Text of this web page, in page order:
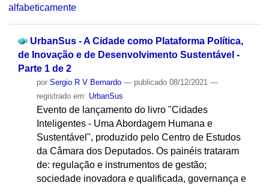
alfabeticamente
UrbanSus - A Cidade como Plataforma Política,
de Inovação e de Desenvolvimento Sustentável -
Parte 1 de 2
por Sergio R V Bernardo — publicado08/12/2021 —
registrado em: UrbanSus
Evento de lançamento do livro "Cidades
Inteligentes - Uma Abordagem Humana e
Sustentável", produzido pelo Centro de Estudos
da Câmara dos Deputados. Os painéis trataram
de: regulação e instrumentos de gestão;
sociedade inovadora e qualificada, governança e